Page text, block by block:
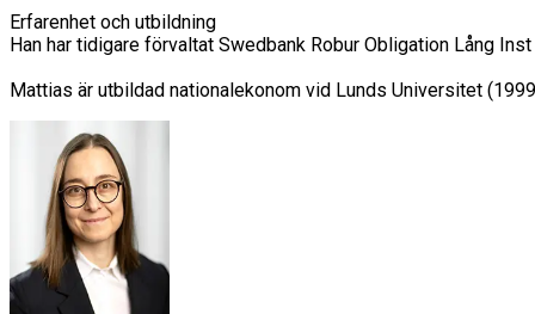
Erfarenhet och utbildning
Han har tidigare förvaltat Swedbank Robur Obligation Lång
Mattias är utbildad nationalekonom vid Lunds Universitet